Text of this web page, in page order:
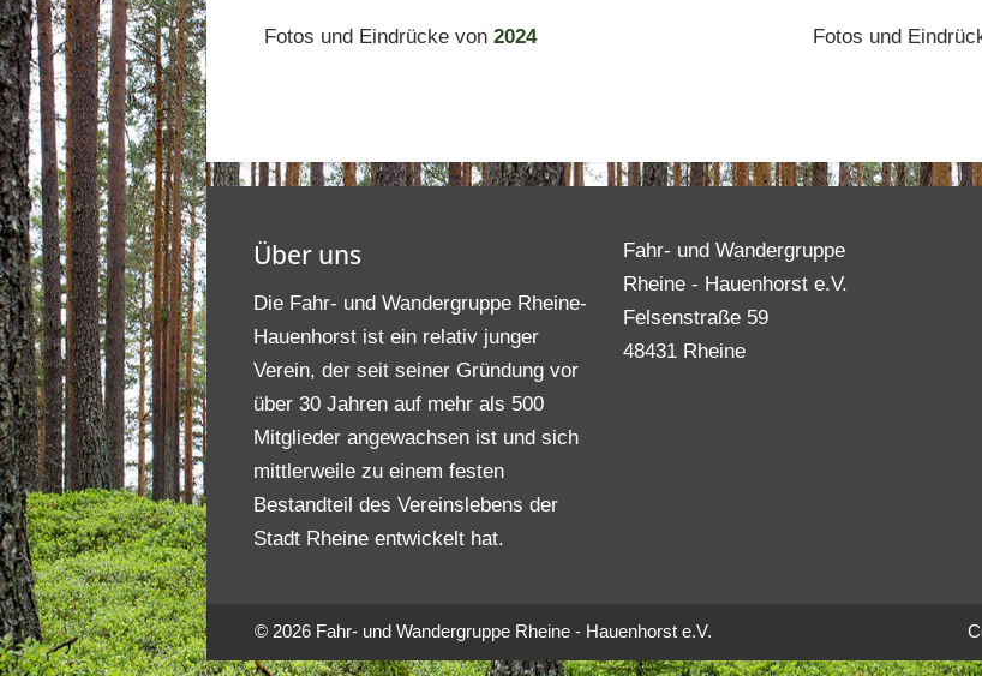
Fotos und Eindrücke von2024 Fotos und
Über uns
Die Fahr- und Wandergruppe Rheine-
Hauenhorst ist ein relativ junger
Verein, der seit seiner Gründung vor
über 30 Jahren auf mehr als 500
Mitglieder angewachsen ist und sich
mittlerweile zu einem festen
Bestandteil des Vereinslebens der
Stadt Rheine entwickelt hat.
Fahr- und Wandergruppe
Rheine - Hauenhorst e.V.
Felsenstraße 59
48431 Rheine
© 2026 Fahr- und Wandergruppe Rheine - Hauenhorst e.V.